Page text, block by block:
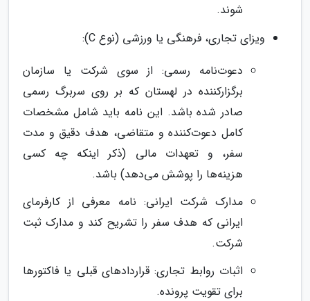
شوند.
ویزای تجاری، فرهنگی یا ورزشی (نوع C):
دعوت‌نامه رسمی: از سوی شرکت یا سازمان
برگزارکننده در لهستان که بر روی سربرگ رسمی
صادر شده باشد. این نامه باید شامل مشخصات
کامل دعوت‌کننده و متقاضی، هدف دقیق و مدت
سفر، و تعهدات مالی (ذکر اینکه چه کسی
هزینه‌ها را پوشش می‌دهد) باشد.
مدارک شرکت ایرانی: نامه معرفی از کارفرمای
ایرانی که هدف سفر را تشریح کند و مدارک ثبت
شرکت.
اثبات روابط تجاری: قراردادهای قبلی یا فاکتورها
برای تقویت پرونده.